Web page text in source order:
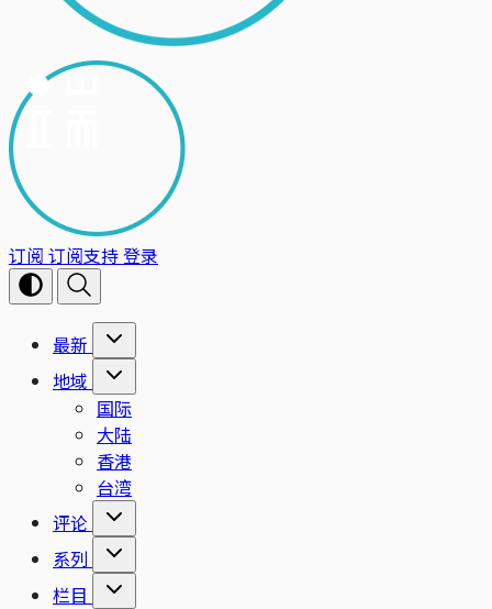
订阅 订阅支持登录
最新
地域
国际
大陆
香港
台湾
评论
系列
栏目